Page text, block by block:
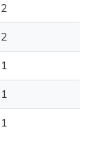
2
2
1
1
1